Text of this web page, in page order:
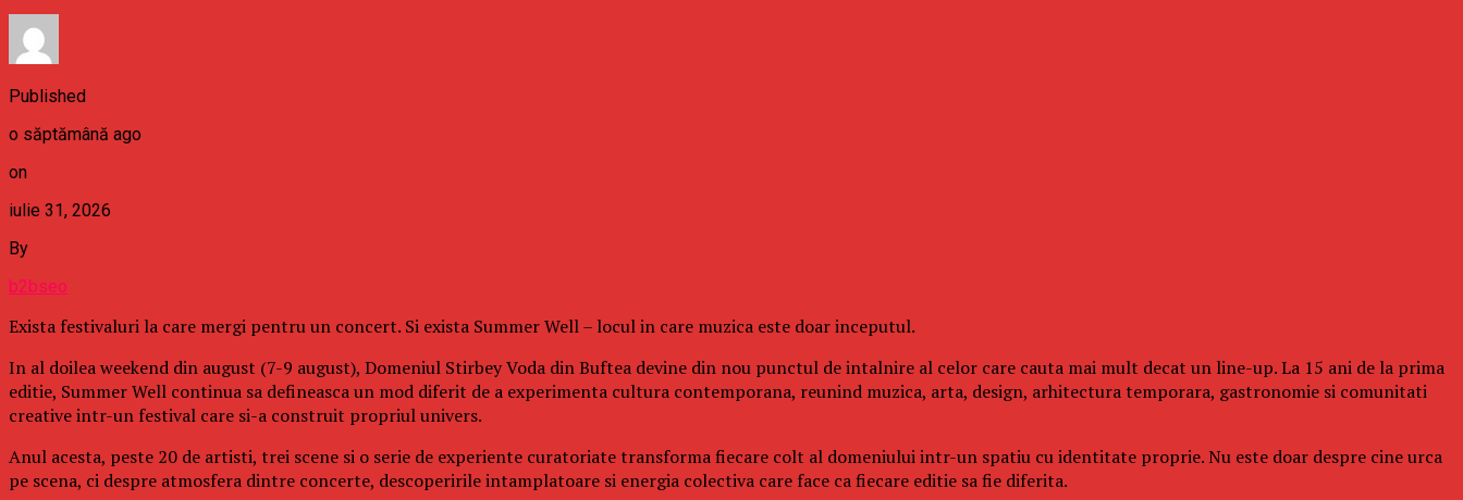
Published
o săptămână ago
on
iulie 31, 2026
By
b2bseo
Exista festivaluri la care mergi pentru un concert. Si exista Summer Well – locul in care muzica este doar inceputul.
In al doilea weekend din august (7-9 august), Domeniul Stirbey Voda din Buftea devine din nou punctul de intalnire al celor care cauta mai mult decat un line-up. La 15 ani de la prima
editie, Summer Well continua sa defineasca un mod diferit de a experimenta cultura contemporana, reunind muzica, arta, design, arhitectura temporara, gastronomie si comunitati
creative intr-un festival care si-a construit propriul univers.
Anul acesta, peste 20 de artisti, trei scene si o serie de experiente curatoriate transforma fiecare colt al domeniului intr-un spatiu cu identitate proprie. Nu este doar despre cine urca
pe scena, ci despre atmosfera dintre concerte, descoperirile intamplatoare si energia colectiva care face ca fiecare editie sa fie diferita.